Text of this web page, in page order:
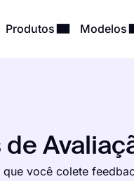
Produtos Modelos
você colete